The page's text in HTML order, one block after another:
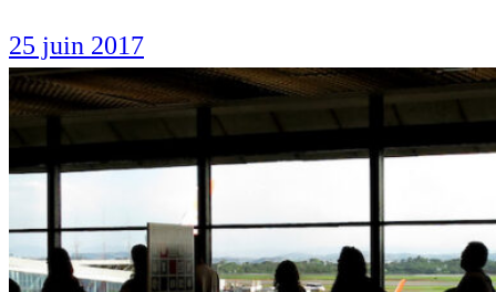
25 juin 2017